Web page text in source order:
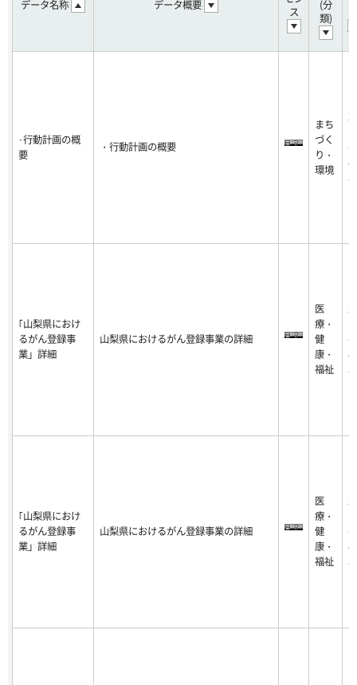
データ名称 データ概要
ス
(分
類)
･行動計画の概
要
・行動計画の概要
まち
づく
り・
環境
-0
8-
｢山梨県におけ
るがん登録事
業」詳細
山梨県におけるがん登録事業の詳細
医
療・
健
康・
福祉
-0
8-
｢山梨県におけ
るがん登録事
業」詳細
山梨県におけるがん登録事業の詳細
医
療・
健
康・
福祉
-0
8-